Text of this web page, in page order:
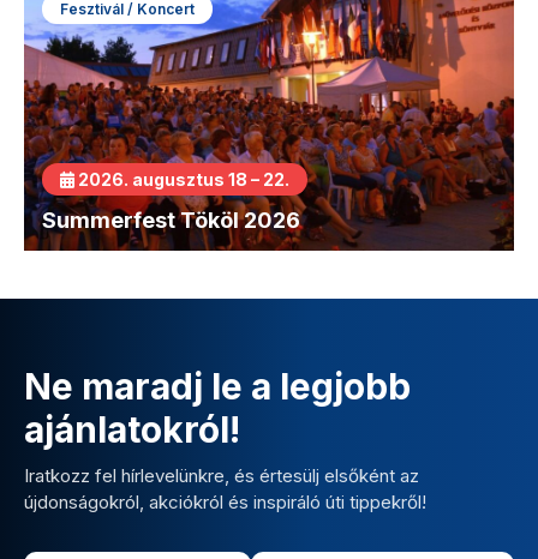
Fesztivál / Koncert
2026. augusztus 18 – 22.
Summerfest Tököl 2026
Ne maradj le a legjobb
ajánlatokról!
Iratkozz fel hírlevelünkre, és értesülj elsőként az
újdonságokról, akciókról és inspiráló úti tippekről!